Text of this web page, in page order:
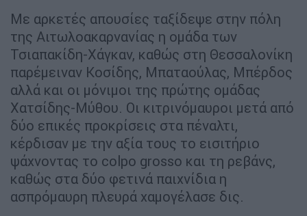
Με αρκετές απουσίες ταξίδεψε στην πόλη
της Αιτωλοακαρνανίας η ομάδα των
Τσιαπακίδη-Χάγκαν, καθώς στη Θεσσαλονίκη
παρέμειναν Κοσίδης, Μπαταούλας, Μπέρδος
αλλά και οι μόνιμοι της πρώτης ομάδας
Χατσίδης-Μύθου. Οι κιτρινόμαυροι μετά από
δύο επικές προκρίσεις στα πέναλτι,
κέρδισαν με την αξία τους το εισιτήριο
ψάχνοντας το colpo grosso και τη ρεβάνς,
καθώς στα δύο φετινά παιχνίδια η
ασπρόμαυρη πλευρά χαμογέλασε δις.